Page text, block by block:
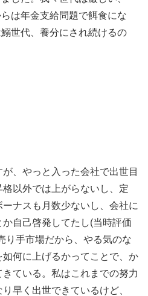
は年金支給問題で餌食にな
世代、養分にされ続けるの
、やっと入った会社で出世目
以外では上がらないし、定
ナスも月数少ないし、会社に
自己啓発してたし(当時評価
り手市場だから、やる気のな
何に上げるかってことで、か
ている。私はこれまでの努力
早く出世できているけど、